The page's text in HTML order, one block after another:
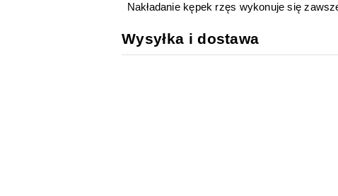
Nakładanie kępek rzęs wykonuje się
Wysyłka i dostawa